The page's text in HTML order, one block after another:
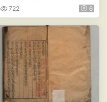
经》，简称《太玄》、《玄...
722 6